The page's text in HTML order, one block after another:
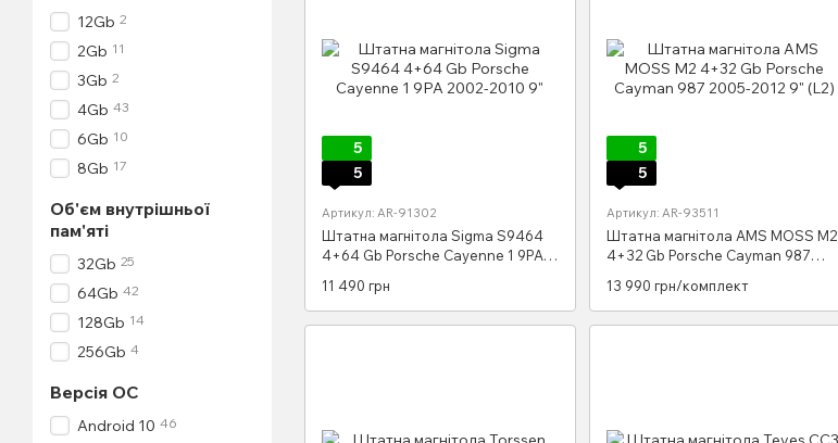
5
5
Артикул: AR-91302
Штатна магнітола Sigma S9464
4+64 Gb Porsche Cayenne 1 9PA
11 490 грн
5
5
Артикул: AR-93511
Штатна магнітола AMS MOSS M2
4+32 Gb Porsche Cayman 987
13 990 грн/комплект
12Gb 2
2Gb 11
3Gb 2
4Gb 43
6Gb 10
8Gb 17
Об'єм внутрішньої
пам'яті
32Gb 25
64Gb 42
128Gb 14
256Gb 4
Версія ОС
Android 10 46